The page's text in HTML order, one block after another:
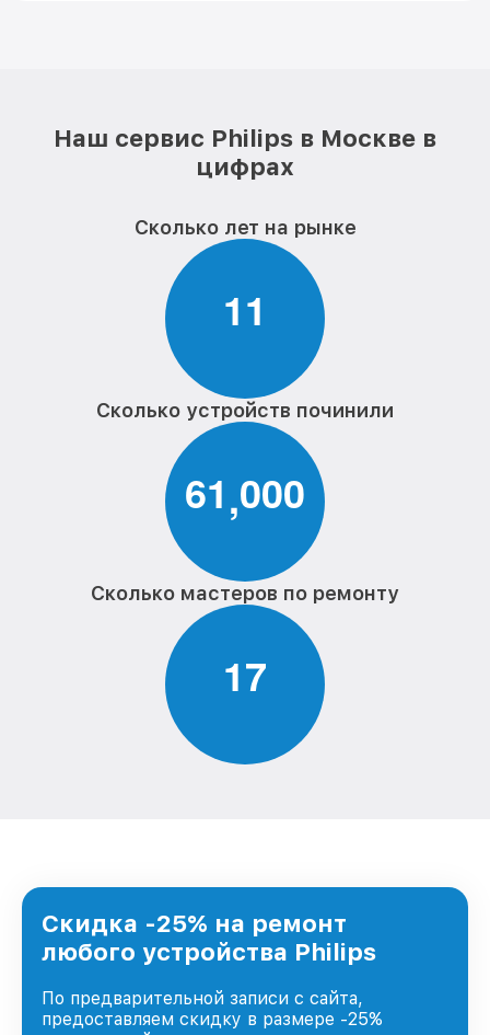
Наш сервис Philips в Москве в
цифрах
Сколько лет на рынке
11
Сколько устройств починили
61,000
Сколько мастеров по ремонту
17
Скидка -25% на ремонт
любого устройства Philips
По предварительной записи с сайта,
предоставляем скидку в размере -25%